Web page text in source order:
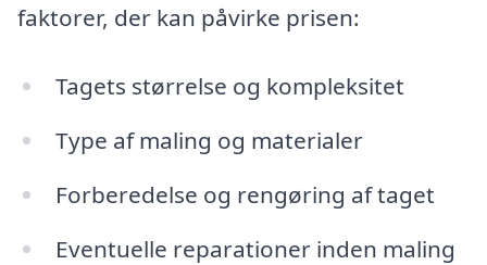
faktorer, der kan påvirke prisen:
Tagets størrelse og kompleksitet
Type af maling og materialer
Forberedelse og rengøring af taget
Eventuelle reparationer inden maling